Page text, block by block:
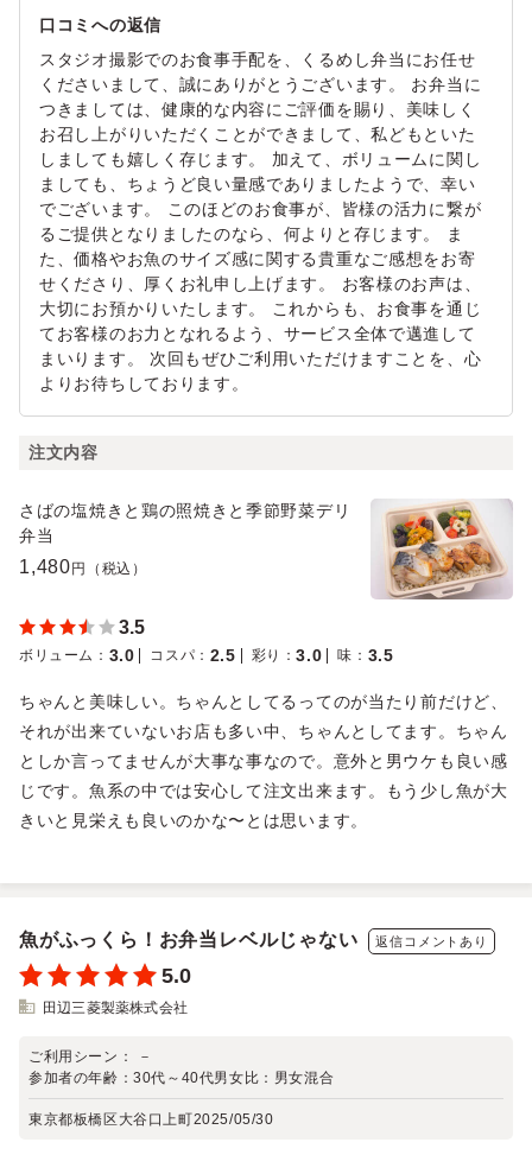
口コミへの返信
スタジオ撮影でのお食事手配を、くるめし弁当にお任せ
くださいまして、誠にありがとうございます。 お弁当に
つきましては、健康的な内容にご評価を賜り、美味しく
お召し上がりいただくことができまして、私どもといた
しましても嬉しく存じます。 加えて、ボリュームに関し
ましても、ちょうど良い量感でありましたようで、幸い
でございます。 このほどのお食事が、皆様の活力に繋が
るご提供となりましたのなら、何よりと存じます。 ま
た、価格やお魚のサイズ感に関する貴重なご感想をお寄
せくださり、厚くお礼申し上げます。 お客様のお声は、
大切にお預かりいたします。 これからも、お食事を通じ
てお客様のお力となれるよう、サービス全体で邁進して
まいります。 次回もぜひご利用いただけますことを、心
よりお待ちしております。
注文内容
さばの塩焼きと鶏の照焼きと季節野菜デリ
弁当
1,480円（税込）
3.5
ボリューム ： 3.0 コスパ ： 2.5 彩り ：3.0 味 ： 3.5
ちゃんと美味しい。ちゃんとしてるってのが当たり前だけど、
それが出来ていないお店も多い中、ちゃんとしてます。ちゃん
としか言ってませんが大事な事なので。意外と男ウケも良い感
じです。魚系の中では安心して注文出来ます。もう少し魚が大
きいと見栄えも良いのかな〜とは思います。
魚がふっくら！お弁当レベルじゃない 返信コメントあり
5.0
田辺三菱製薬株式会社
ご利用シーン：
－
参加者の年齢：30代～40代男女比： 男女混合
東京都板橋区大谷口上町2025/05/30